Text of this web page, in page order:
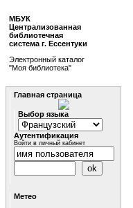
МБУК
Централизованная
библиотечная
система г. Ессентуки
Электронный каталог
"Моя библиотека"
Главная страница
Выбор языка
Аутентификация
Войти в личный кабинет
Метео